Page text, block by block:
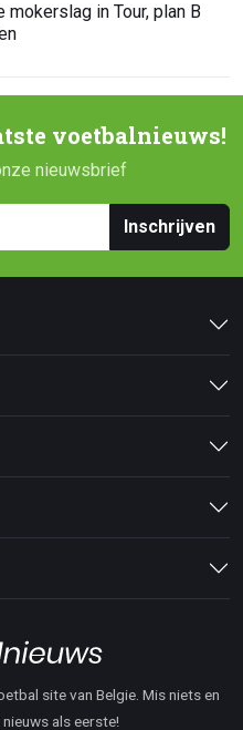
in Tour, plan B
voetbalnieuws!
nieuwsbrief
Inschrijven
site van Belgie. Mis niets en
als eerste!